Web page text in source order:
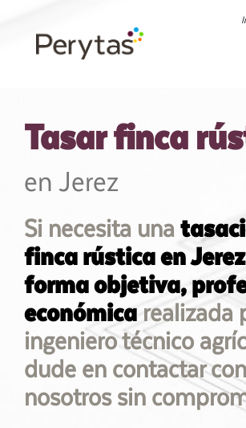
Tasar finca
en Jerez
Si necesita una
finca rústica en
forma objetiva,
económica realizada
ingeniero técnico
dude en contactar con
nosotros sin